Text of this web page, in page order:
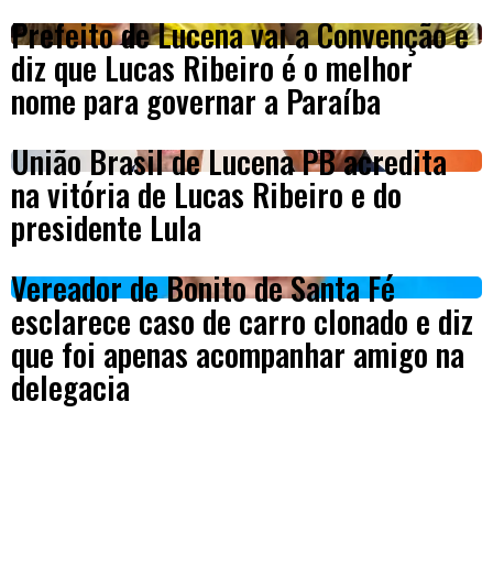
Prefeito de Lucena vai a Convenção e
diz que Lucas Ribeiro é o melhor
nome para governar a Paraíba
União Brasil de Lucena PB acredita
na vitória de Lucas Ribeiro e do
presidente Lula
Vereador de Bonito de Santa Fé
esclarece caso de carro clonado e diz
que foi apenas acompanhar amigo na
delegacia